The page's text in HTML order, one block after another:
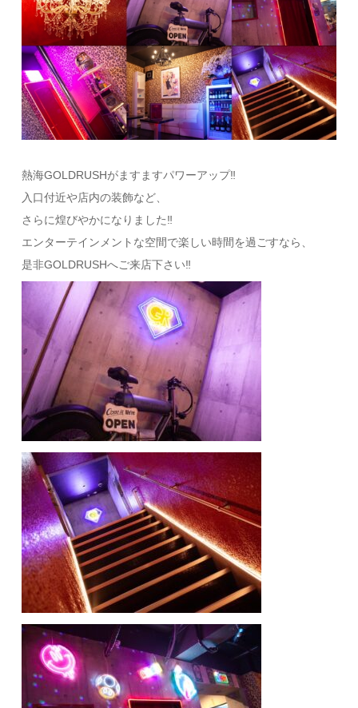
熱海GOLDRUSHがますますパワーアップ‼︎
入口付近や店内の装飾など、
さらに煌びやかになりました‼︎
エンターテインメントな空間で楽しい時間を過ごすなら、
是非GOLDRUSHへご来店下さい‼︎